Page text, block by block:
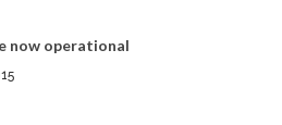
now operational